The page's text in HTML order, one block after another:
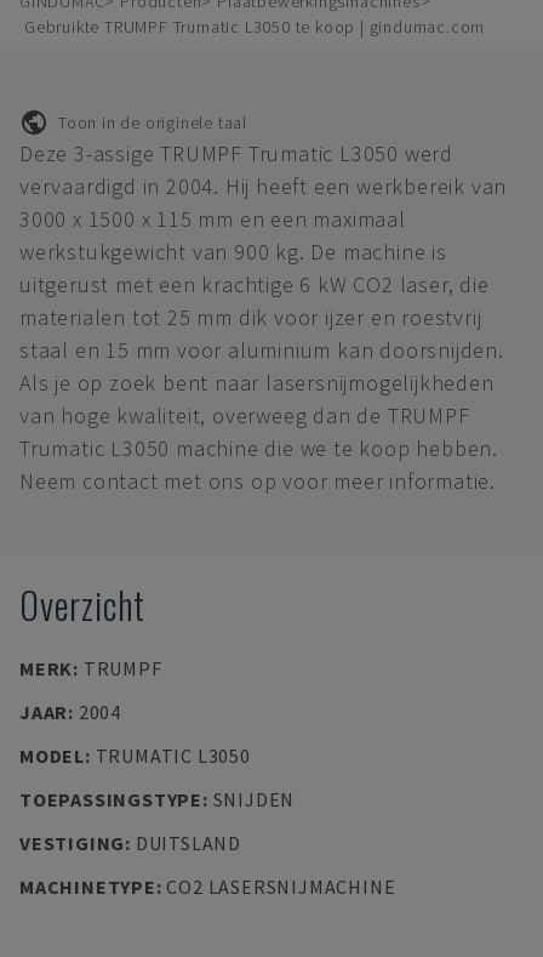
Gebruikte TRUMPF Trumatic L3050 te koop | gindumac.com
Toon in de originele taal
Deze 3-assige TRUMPF Trumatic L3050 werd
vervaardigd in 2004. Hij heeft een werkbereik van
3000 x 1500 x 115 mm en een maximaal
werkstukgewicht van 900 kg. De machine is
uitgerust met een krachtige 6 kW CO2 laser, die
materialen tot 25 mm dik voor ijzer en roestvrij
staal en 15 mm voor aluminium kan doorsnijden.
Als je op zoek bent naar lasersnijmogelijkheden
van hoge kwaliteit, overweeg dan de TRUMPF
Trumatic L3050 machine die we te koop hebben.
Neem contact met ons op voor meer informatie.
Overzicht
MERK: TRUMPF
JAAR: 2004
MODEL: TRUMATIC L3050
TOEPASSINGSTYPE: SNIJDEN
VESTIGING: DUITSLAND
MACHINETYPE: CO2 LASERSNIJMACHINE